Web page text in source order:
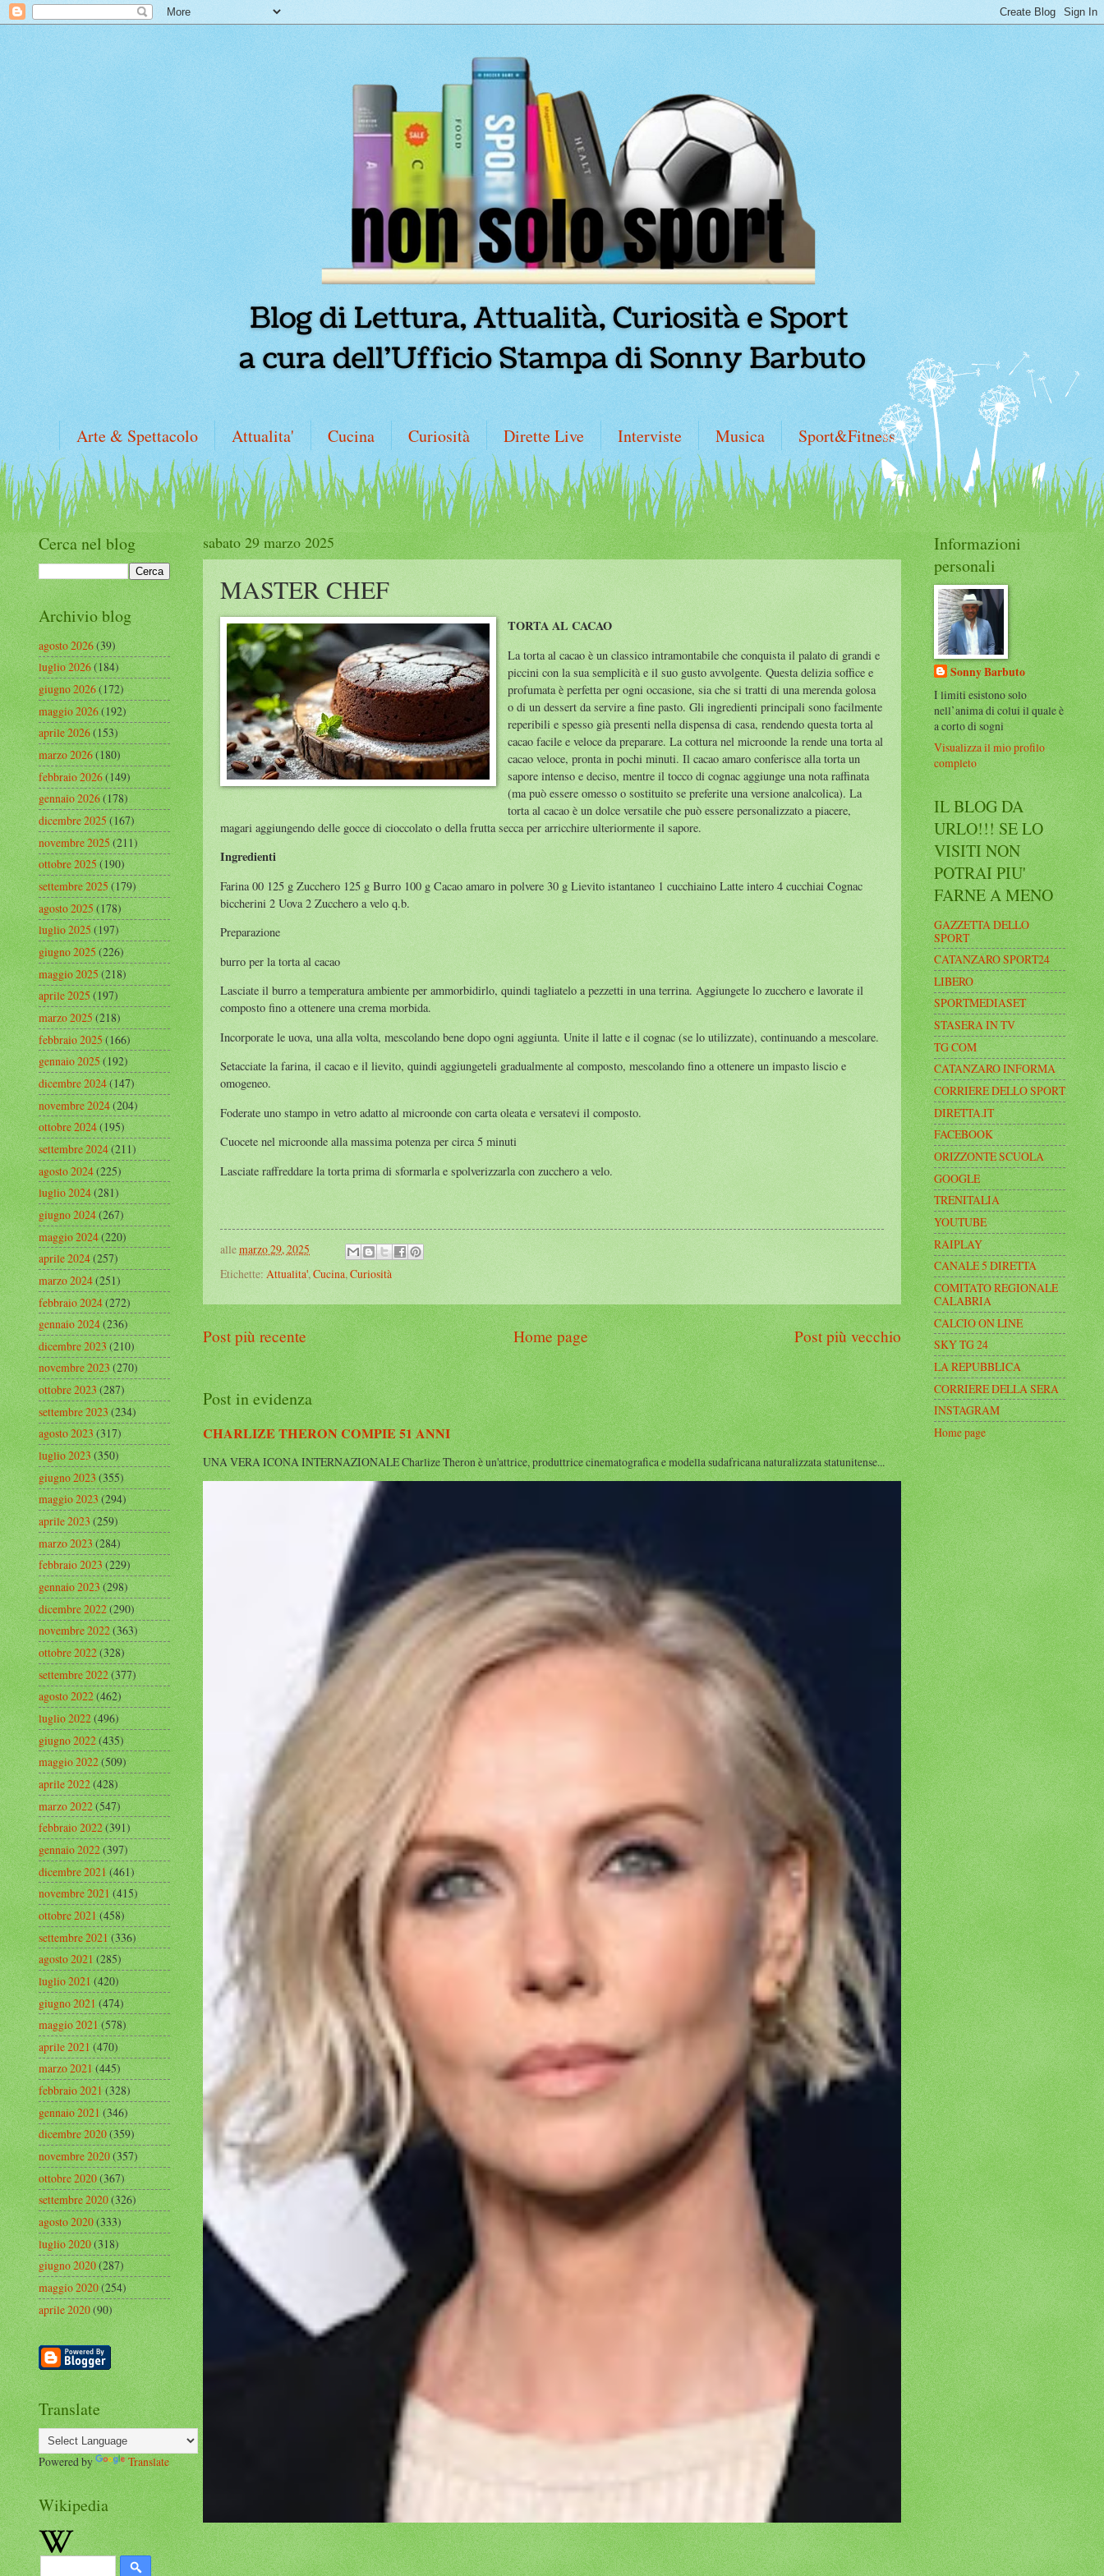
Arte & Spettacolo Attualita' Cucina Curiosità Dirette Live Interviste Musica Sport&Fitness
sabato 29 marzo 2025
MASTER CHEF
TORTA AL CACAO
La torta al cacao è un classico intramontabile che conquista il palato di grandi e
piccini con la sua semplicità e il suo gusto avvolgente. Questa delizia soffice e
profumata è perfetta per ogni occasione, sia che si tratti di una merenda golosa
o di un dessert da servire a fine pasto. Gli ingredienti principali sono facilmente
reperibili e spesso già presenti nella dispensa di casa, rendendo questa torta al
cacao facile e veloce da preparare. La cottura nel microonde la rende una torta al
cacao veloce, pronta in pochi minuti. Il cacao amaro conferisce alla torta un
sapore intenso e deciso, mentre il tocco di cognac aggiunge una nota raffinata
(ma può essere omesso o sostituito se preferite una versione analcolica). La
torta al cacao è un dolce versatile che può essere personalizzato a piacere,
magari aggiungendo delle gocce di cioccolato o della frutta secca per arricchire ulteriormente il sapore.
Ingredienti
Farina 00 125 g Zucchero 125 g Burro 100 g Cacao amaro in polvere 30 g Lievito istantaneo 1 cucchiaino Latte intero 4 cucchiai Cognac
biccherini 2 Uova 2 Zucchero a velo q.b.
Preparazione
burro per la torta al cacao
Lasciate il burro a temperatura ambiente per ammorbidirlo, quindi tagliatelo a pezzetti in una terrina. Aggiungete lo zucchero e lavorate il
composto fino a ottenere una crema morbida.
Incorporate le uova, una alla volta, mescolando bene dopo ogni aggiunta. Unite il latte e il cognac (se lo utilizzate), continuando a mescolare.
Setacciate la farina, il cacao e il lievito, quindi aggiungeteli gradualmente al composto, mescolando fino a ottenere un impasto liscio e
omogeneo.
Foderate uno stampo in vetro adatto al microonde con carta oleata e versatevi il composto.
Cuocete nel microonde alla massima potenza per circa 5 minuti
Lasciate raffreddare la torta prima di sformarla e spolverizzarla con zucchero a velo.
allemarzo 29, 2025
Etichette: Attualita', Cucina, Curiosità
Post più recente Post più vecchio
Home page
Post in evidenza
CHARLIZE THERON COMPIE 51 ANNI
UNA VERA ICONA INTERNAZIONALE Charlize Theron è un'attrice, produttrice cinematografica e modella sudafricana naturalizzata statunitense...
Cerca nel blog
Archivio blog
agosto 2026(39)
luglio 2026(184)
giugno 2026(172)
maggio 2026(192)
aprile 2026(153)
marzo 2026(180)
febbraio 2026(149)
gennaio 2026(178)
dicembre 2025(167)
novembre 2025(211)
ottobre 2025(190)
settembre 2025(179)
agosto 2025(178)
luglio 2025(197)
giugno 2025(226)
maggio 2025(218)
aprile 2025(197)
marzo 2025(218)
febbraio 2025(166)
gennaio 2025(192)
dicembre 2024(147)
novembre 2024(204)
ottobre 2024(195)
settembre 2024(211)
agosto 2024(225)
luglio 2024(281)
giugno 2024(267)
maggio 2024(220)
aprile 2024(257)
marzo 2024(251)
febbraio 2024(272)
gennaio 2024(236)
dicembre 2023(210)
novembre 2023(270)
ottobre 2023(287)
settembre 2023(234)
agosto 2023(317)
luglio 2023(350)
giugno 2023(355)
maggio 2023(294)
aprile 2023(259)
marzo 2023(284)
febbraio 2023(229)
gennaio 2023(298)
dicembre 2022(290)
novembre 2022(363)
ottobre 2022(328)
settembre 2022(377)
agosto 2022(462)
luglio 2022(496)
giugno 2022(435)
maggio 2022(509)
aprile 2022(428)
marzo 2022(547)
febbraio 2022(391)
gennaio 2022(397)
dicembre 2021(461)
novembre 2021(415)
ottobre 2021(458)
settembre 2021(336)
agosto 2021(285)
luglio 2021(420)
giugno 2021(474)
maggio 2021(578)
aprile 2021(470)
marzo 2021(445)
febbraio 2021(328)
gennaio 2021(346)
dicembre 2020(359)
novembre 2020(357)
ottobre 2020(367)
settembre 2020(326)
agosto 2020(333)
luglio 2020(318)
giugno 2020(287)
maggio 2020(254)
aprile 2020(90)
Translate
Powered by Translate
Wikipedia
Informazioni
personali
Sonny Barbuto
I limiti esistono solo
nell’anima di colui il quale è
a corto di sogni
Visualizza il mio profilo
completo
IL BLOG DA
URLO!!! SE LO
VISITI NON
POTRAI PIU'
FARNE A MENO
GAZZETTA DELLO
SPORT
CATANZARO SPORT24
LIBERO
SPORTMEDIASET
STASERA IN TV
TG COM
CATANZARO INFORMA
CORRIERE DELLO SPORT
DIRETTA.IT
FACEBOOK
ORIZZONTE SCUOLA
GOOGLE
TRENITALIA
YOUTUBE
RAIPLAY
CANALE 5 DIRETTA
COMITATO REGIONALE
CALABRIA
CALCIO ON LINE
SKY TG 24
LA REPUBBLICA
CORRIERE DELLA SERA
INSTAGRAM
Home page